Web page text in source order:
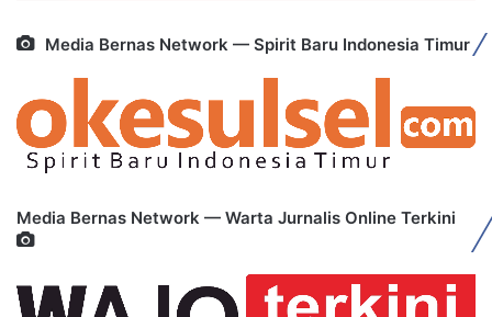
Media Bernas Network — Spirit Baru Indonesia Timur
Media Bernas Network — Warta Jurnalis Online Terkini